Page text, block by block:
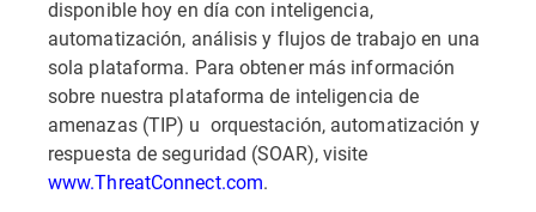
disponible hoy en día con inteligencia,
automatización, análisis y flujos de trabajo en una
sola plataforma. Para obtener más información
sobre nuestra plataforma de inteligencia de
amenazas (TIP) u orquestación, automatización y
respuesta de seguridad (SOAR), visite
www.ThreatConnect.com.